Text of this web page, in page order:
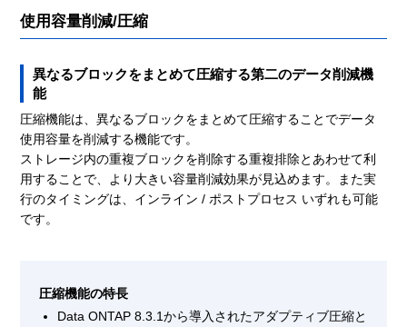
使用容量削減/圧縮
異なるブロックをまとめて圧縮する第二のデータ削減機
能
圧縮機能は、異なるブロックをまとめて圧縮することでデータ
使用容量を削減する機能です。
ストレージ内の重複ブロックを削除する重複排除とあわせて利
用することで、より大きい容量削減効果が見込めます。また実
行のタイミングは、インライン / ポストプロセス いずれも可能
です。
圧縮機能の特長
Data ONTAP 8.3.1から導入されたアダプティブ圧縮と